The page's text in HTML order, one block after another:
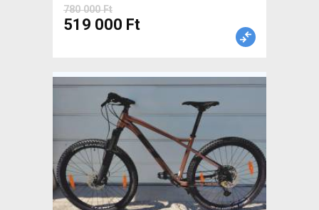
780 000 Ft
519 000 Ft